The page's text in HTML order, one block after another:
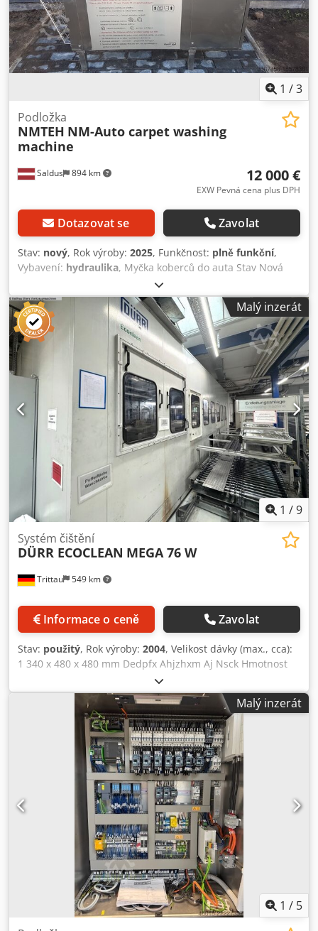
1 /3
Saldus 894 km
Podložka
NMTEH NM-Auto carpet washing
machine
12 000 €
EXW Pevná cena plus DPH
Dotazovat se Zavolat
Stav: nový, Rok výroby: 2025, Funkčnost: plně funkční,
Vybavení: hydraulika, Myčka koberců do auta Stav Nová
Značka NMTEH Typ Kompaktní voda 2 l/min Záruka výrobce
1 rok Napětí 220 Model NMTEH Země/region výroby -
Lotyšsko Typ kabelu S kabelem Výkon: 2,5 kW Hmotnost
položky ~200 kg Automatická myčka koberců Rozdíl oproti
jiným zařízením - nepoškozuje zabudované plasty Djdev A
T Tqepfx Ah Nock Dobře čistí látkové a gumové rohože Čisti
gumové koberce s okraji až do výšky 20 mm Tvrdé a silné
koberce. Naše je univerzální a vydrží dlouho. Systém
foukání Bez čištění vodou S čištěním vodou automatický
systém ohřevu Připojení vody 3/4
Malý inzerát
1 /9
Trittau 549 km
Systém čištění
DÜRR ECOCLEAN MEGA 76 W
Informace o ceně Zavolat
Stav: použitý, Rok výroby: 2004, Velikost dávky (max., cca):
1 340 x 480 x 480 mm Dedpfx Ahjzhxm Aj Nsck Hmotnost
dávky cca: 200 kg Průchodnost cca: 3 000 kg/h Taktovací
doba cca: 4 min Výška podávání: 460 mm Tepelný výkon:
150 kW Doba zahřívání cca: 3 hod. Požadovaný tlak
vzduchu: 6 bar Čerstvá voda: 3 bar Provozní hodiny cca: 77
034 h Celková spotřeba energie cca: 192 kW Hmotnost
stroje cca: 11 t Potřeba prostoru cca: 3,60 x 10,10 x 3,25 m
Podle našeho hodnocení se stroj nachází v dobrém
použitém stavu a je možné jej po dohodě prohlédnout pod
proudem. Příslušenství, zobrazené nástroje a upínací
prostředky jsou součástí dodávky pouze tehdy, pokud je to
uvedeno v dodatkových informacích. Změny a omyly v
technických údajích a informacích, stejně jako mezitímní
prodej, jsou vyhrazeny!
Malý inzerát
1 / 5